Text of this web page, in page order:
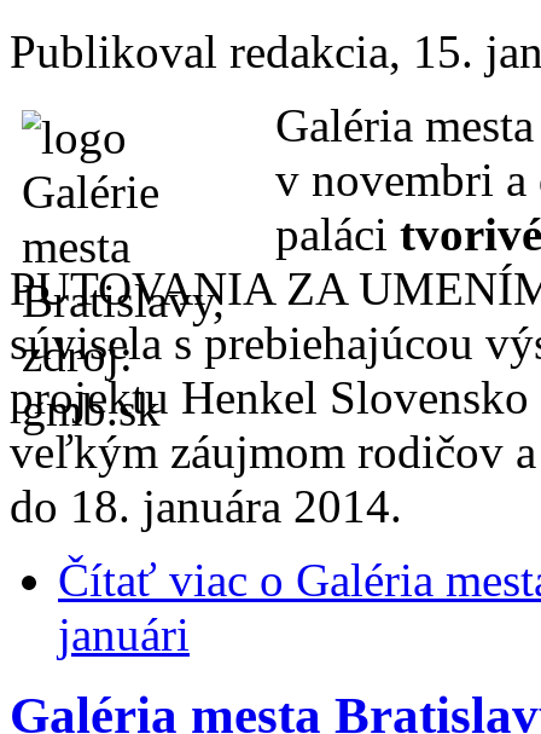
Publikoval redakcia, 15.
Galéria
v novembri
paláci
PUTOVANIA ZA
súvisela s prebiehajúcou
projektu Henkel Slovensko
veľkým záujmom rodičov
do 18. januára 2014.
Čítať viac o Galéria
januári
Galéria mesta